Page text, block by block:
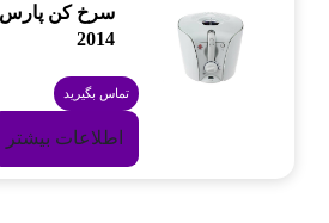
2014
تماس بگیرید
اطلاعات بیشتر